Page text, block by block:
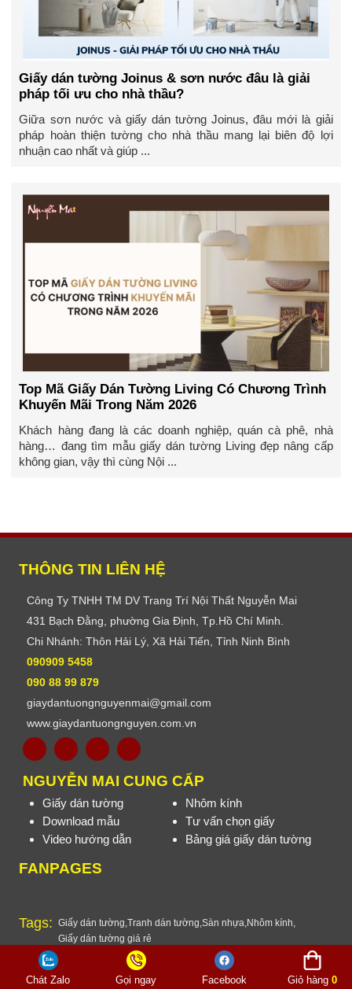
Giấy dán tường Joinus & sơn nước đâu là giải
pháp tối ưu cho nhà thầu?
Giữa sơn nước và giấy dán tường Joinus, đâu mới là giải
pháp hoàn thiện tường cho nhà thầu mang lại biên độ lợi
nhuận cao nhất và giúp ...
Top Mã Giấy Dán Tường Living Có Chương Trình
Khuyến Mãi Trong Năm 2026
Khách hàng đang là các doanh nghiệp, quán cà phê, nhà
hàng… đang tìm mẫu giấy dán tường Living đẹp nâng cấp
không gian, vậy thì cùng Nội ...
THÔNG TIN LIÊN HỆ
Công Ty TNHH TM DV Trang Trí Nội Thất Nguyễn Mai
431 Bạch Đằng, phường Gia Định, Tp.Hồ Chí Minh.
Chi Nhánh: Thôn Hải Lý, Xã Hải Tiến, Tỉnh Ninh Bình
090909 5458
090 88 99 879
giaydantuongnguyenmai@gmail.com
www.giaydantuongnguyen.com.vn
NGUYỄN MAI CUNG CẤP
Giấy dán tường
Nhôm kính
Download mẫu
Tư vấn chọn giấy
Video hướng dẫn
Bảng giá giấy dán tường
FANPAGES
Tags: Giấy dán tường Tranh dán tường ,Sàn nhựa Nhôm kính
Giấy dán tường giá rẻ
Online Hôm nay: 9 - Hôm qua: 69 - : 258187
Thiết kế website Vietnhan.co
Chát Zalo Gọi ngay Facebook Giỏ hàng 0